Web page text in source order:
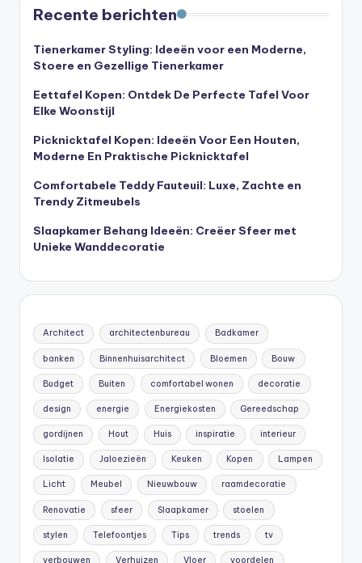
Recente berichten
Tienerkamer Styling: Ideeën voor een Moderne,
Stoere en Gezellige Tienerkamer
Eettafel Kopen: Ontdek De Perfecte Tafel Voor
Elke Woonstijl
Picknicktafel Kopen: Ideeën Voor Een Houten,
Moderne En Praktische Picknicktafel
Comfortabele Teddy Fauteuil: Luxe, Zachte en
Trendy Zitmeubels
Slaapkamer Behang Ideeën: Creëer Sfeer met
Unieke Wanddecoratie
Architect architectenbureau Badkamer
banken Binnenhuisarchitect Bloemen Bouw
Budget Buiten comfortabel wonen decoratie
design energie Energiekosten Gereedschap
gordijnen Hout Huis inspiratie interieur
Isolatie Jaloezieën Keuken Kopen Lampen
Licht Meubel Nieuwbouw raamdecoratie
Renovatie sfeer Slaapkamer stoelen
stylen Telefoontjes Tips trends tv
verbouwen Verhuizen Vloer voordelen